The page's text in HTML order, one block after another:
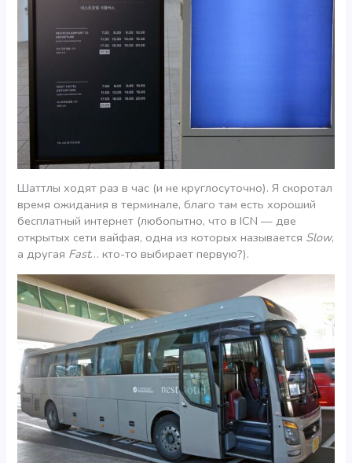
Шаттлы ходят раз в час (и не круглосуточно). Я скоротал
время ожидания в терминале, благо там есть хороший
бесплатный интернет (любопытно, что в ICN — две
открытых сети вайфая, одна из которых называется Slow,
а другая Fast… кто-то выбирает первую?).